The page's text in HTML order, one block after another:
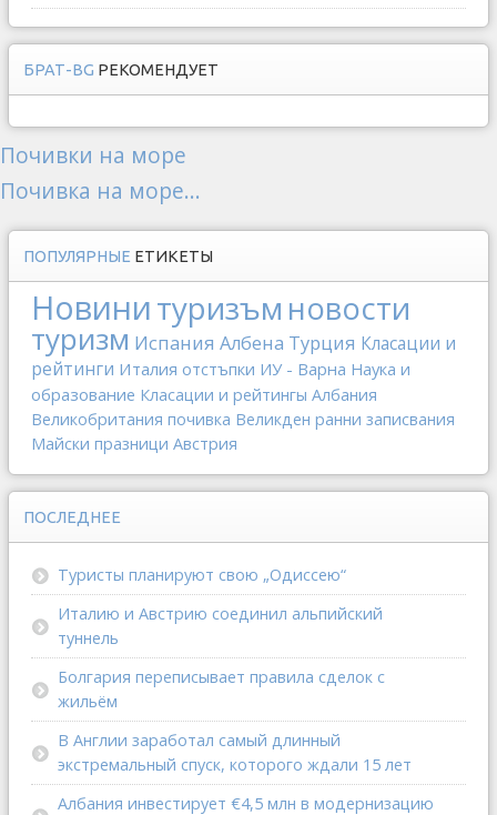
БРАТ-BG РЕКОМЕНДУЕТ
Почивки на море
Почивка на море...
ПОПУЛЯРНЫЕ ЕТИКЕТЫ
Новинитуризъм новости
туризм Испания Албена Турция Класации и
рейтинги Италия отстъпки ИУ - Варна Наука и
образование Класации и рейтингы Албания
Великобритания почивка Великден ранни записвания
Майски празници Австрия
ПОСЛЕДНЕЕ
Туристы планируют свою „Одиссею“
Италию и Австрию соединил альпийский
туннель
Болгария переписывает правила сделок с
жильём
В Англии заработал самый длинный
экстремальный спуск, которого ждали 15 лет
Албания инвестирует €4,5 млн в модернизацию